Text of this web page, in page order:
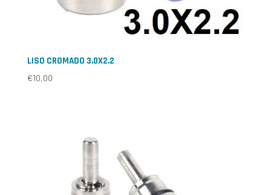
LISO CROMADO 3.0X2.2
€10,00